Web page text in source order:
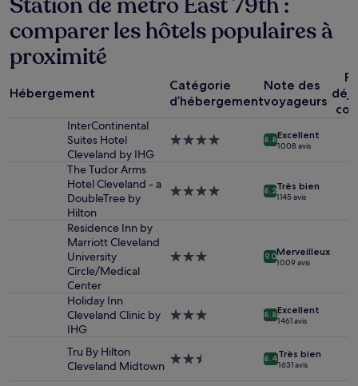
24 dernières
heures
sur
la
séjour
disponibilité
susceptibles
conditions
supplémentaires
s’appliquer.
comparer les hôtels populaires à
proximité
Hébergement
Catégorie
d’hébergement
Note des
voyageurs
InterContinental
Suites Hotel
Cleveland by IHG
Hébergement
8.8Excellent
1 008 avis
The Tudor Arms
Hotel Cleveland - a
DoubleTree by
Hilton
Hébergement
8.2Très bien
1 145 avis
Residence Inn by
Marriott Cleveland
University
Circle/Medical
Center
Hébergement
9.0Merveilleux
1 009 avis
Holiday Inn
Cleveland Clinic by
IHG
Hébergement
8.8Excellent
1 461 avis
Tru By Hilton
Cleveland Midtown Hébergement
8.4Très bien
1 631 avis